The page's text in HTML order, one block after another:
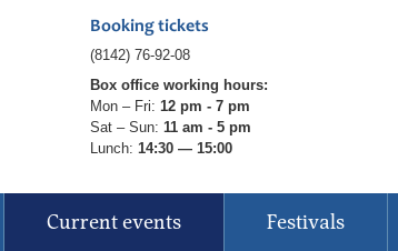
Booking tickets
(8142) 76-92-08
Box office working hours:
Mon – Fri: 12 pm - 7 pm
Sat – Sun: 11 am - 5 pm
Lunch: 14:30 — 15:00
Current events Festivals